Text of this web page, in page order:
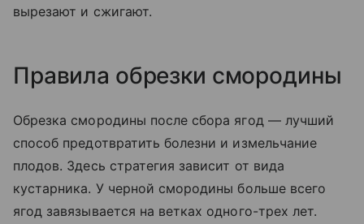
вырезают и сжигают.
Правила обрезки смородины
Обрезка смородины после сбора ягод — лучший
способ предотвратить болезни и измельчание
плодов. Здесь стратегия зависит от вида
кустарника. У черной смородины больше всего
ягод завязывается на ветках одного-трех лет.